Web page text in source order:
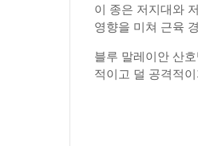
이 종은 저지대와
영향을 미쳐 근육
블루 말레이안 산
적이고 덜 공격적